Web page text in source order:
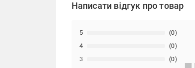
Написати відгук про товар
3 (0)
4 (0)
5 (0)